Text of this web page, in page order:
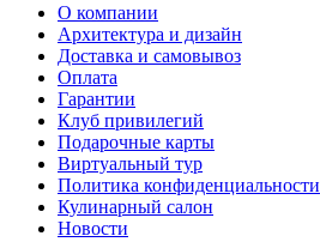
О компании
Архитектура и дизайн
Доставка и самовывоз
Оплата
Гарантии
Клуб привилегий
Подарочные карты
Виртуальный тур
Политика конфиденциальности
Кулинарный салон
Новости